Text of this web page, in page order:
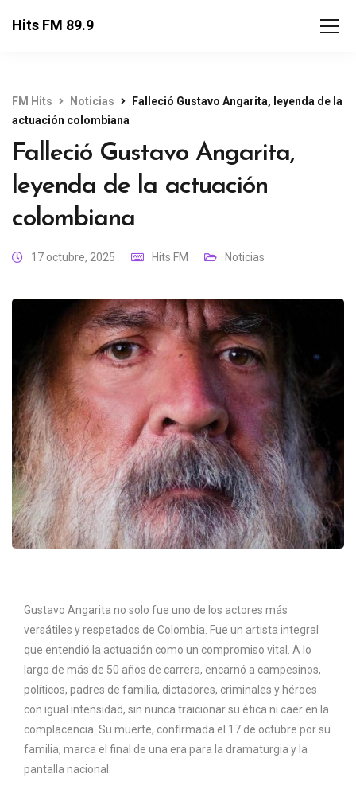
Hits FM 89.9
FM Hits Noticias
Falleció Gustavo Angarita, leyenda de la
actuación colombiana
Falleció Gustavo Angarita,
leyenda de la actuación
colombiana
17 octubre, 2025 Hits FM Noticias
Gustavo Angarita no solo fue uno de los actores más
versátiles y respetados de Colombia. Fue un artista integral
que entendió la actuación como un compromiso vital. A lo
largo de más de 50 años de carrera, encarnó a campesinos,
políticos, padres de familia, dictadores, criminales y héroes
con igual intensidad, sin nunca traicionar su ética ni caer en la
complacencia. Su muerte, confirmada el 17 de octubre por su
familia, marca el final de una era para la dramaturgia y la
pantalla nacional.